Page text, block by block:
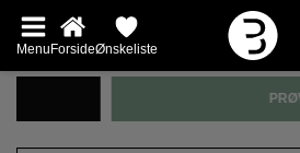
MenuForsideØnskeliste
PRØV